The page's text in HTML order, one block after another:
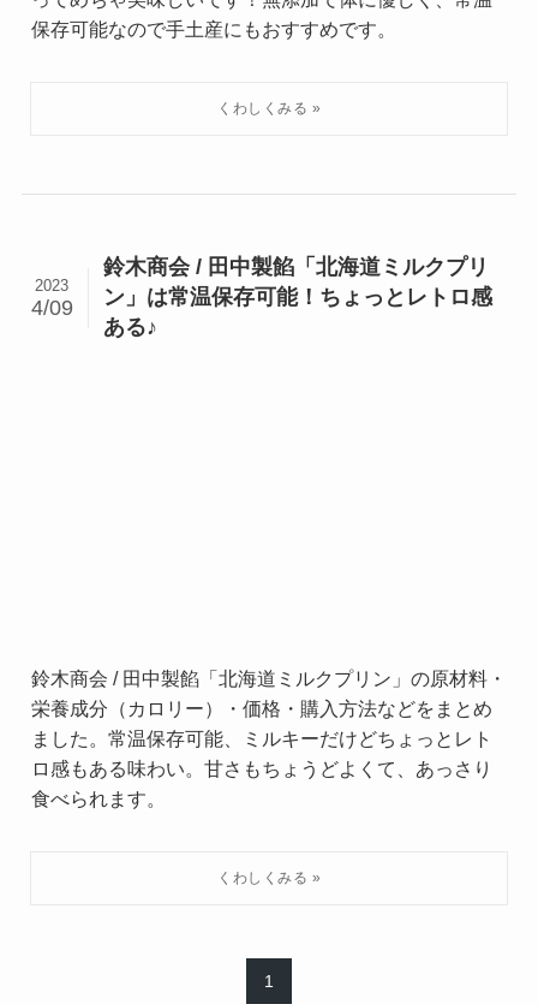
保存可能なので手土産にもおすすめです。
鈴木商会 / 田中製餡「北海道ミルクプリ
ン」は常温保存可能！ちょっとレトロ感
ある♪
2023
4/09
鈴木商会 / 田中製餡「北海道ミルクプリン」の原材料・
栄養成分（カロリー）・価格・購入方法などをまとめ
ました。常温保存可能、ミルキーだけどちょっとレト
ロ感もある味わい。甘さもちょうどよくて、あっさり
食べられます。
1